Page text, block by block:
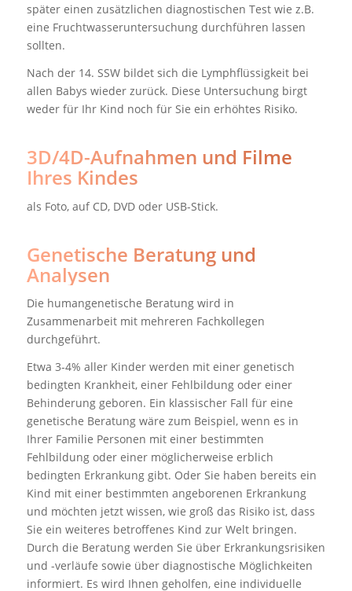
später einen zusätzlichen diagnostischen Test wie z.B.
eine Fruchtwasseruntersuchung durchführen lassen
sollten.
Nach der 14. SSW bildet sich die Lymphflüssigkeit bei
allen Babys wieder zurück. Diese Untersuchung birgt
weder für Ihr Kind noch für Sie ein erhöhtes Risiko.
3D/4D-Aufnahmen und Filme
Ihres Kindes
als Foto, auf CD, DVD oder USB-Stick.
Genetische Beratung und
Analysen
Die humangenetische Beratung wird in
Zusammenarbeit mit mehreren Fachkollegen
durchgeführt.
Etwa 3-4% aller Kinder werden mit einer genetisch
bedingten Krankheit, einer Fehlbildung oder einer
Behinderung geboren. Ein klassischer Fall für eine
genetische Beratung wäre zum Beispiel, wenn es in
Ihrer Familie Personen mit einer bestimmten
Fehlbildung oder einer möglicherweise erblich
bedingten Erkrankung gibt. Oder Sie haben bereits ein
Kind mit einer bestimmten angeborenen Erkrankung
und möchten jetzt wissen, wie groß das Risiko ist, dass
Sie ein weiteres betroffenes Kind zur Welt bringen.
Durch die Beratung werden Sie über Erkrankungsrisiken
und -verläufe sowie über diagnostische Möglichkeiten
informiert. Es wird Ihnen geholfen, eine individuelle